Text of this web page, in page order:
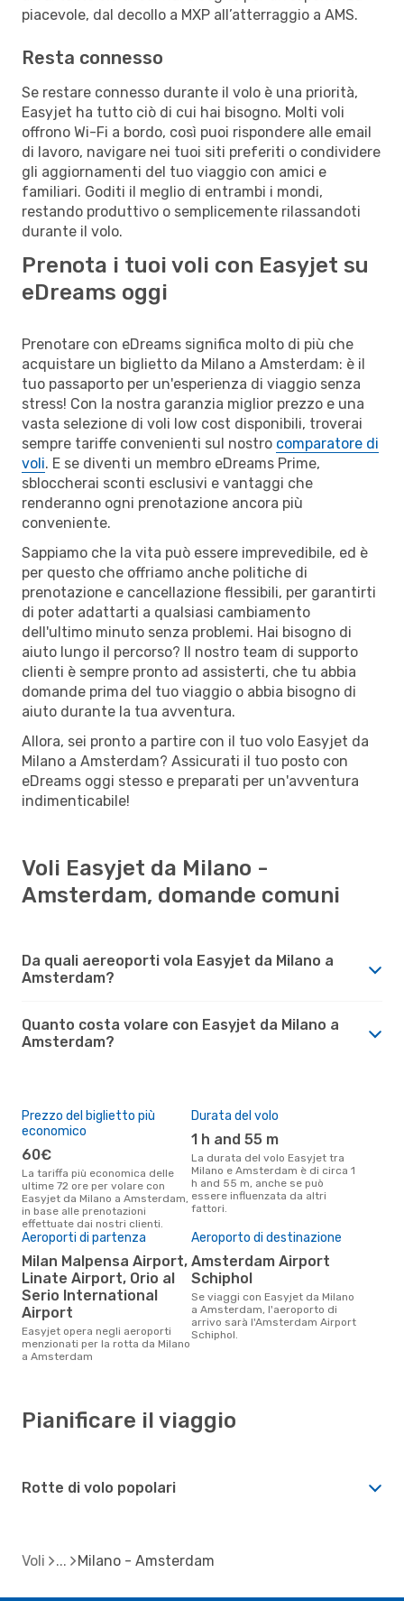
piacevole, dal decollo a MXP all’atterraggio a AMS.
Resta connesso
Se restare connesso durante il volo è una priorità,
Easyjet ha tutto ciò di cui hai bisogno. Molti voli
offrono Wi-Fi a bordo, così puoi rispondere alle email
di lavoro, navigare nei tuoi siti preferiti o condividere
gli aggiornamenti del tuo viaggio con amici e
familiari. Goditi il meglio di entrambi i mondi,
restando produttivo o semplicemente rilassandoti
durante il volo.
Prenota i tuoi voli con Easyjet su
eDreams oggi
Prenotare con eDreams significa molto di più che
acquistare un biglietto da Milano a Amsterdam: è il
tuo passaporto per un'esperienza di viaggio senza
stress! Con la nostra garanzia miglior prezzo e una
vasta selezione di voli low cost disponibili, troverai
sempre tariffe convenienti sul nostro comparatore di
voli. E se diventi un membro eDreams Prime,
sbloccherai sconti esclusivi e vantaggi che
renderanno ogni prenotazione ancora più
conveniente.
Sappiamo che la vita può essere imprevedibile, ed è
per questo che offriamo anche politiche di
prenotazione e cancellazione flessibili, per garantirti
di poter adattarti a qualsiasi cambiamento
dell'ultimo minuto senza problemi. Hai bisogno di
aiuto lungo il percorso? Il nostro team di supporto
clienti è sempre pronto ad assisterti, che tu abbia
domande prima del tuo viaggio o abbia bisogno di
aiuto durante la tua avventura.
Allora, sei pronto a partire con il tuo volo Easyjet da
Milano a Amsterdam? Assicurati il tuo posto con
eDreams oggi stesso e preparati per un'avventura
indimenticabile!
Voli Easyjet da Milano -
Amsterdam, domande comuni
Da quali aereoporti vola Easyjet da Milano a
Amsterdam?
Quanto costa volare con Easyjet da Milano a
Amsterdam?
Prezzo del biglietto più
economico
60€
La tariffa più economica delle
ultime 72 ore per volare con
Easyjet da Milano a Amsterdam,
in base alle prenotazioni
effettuate dai nostri clienti.
Durata del volo
1 h and 55 m
La durata del volo Easyjet tra
Milano e Amsterdam è di circa 1
h and 55 m, anche se può
essere influenzata da altri
fattori.
Aeroporti di partenza
Milan Malpensa Airport,
Linate Airport, Orio al
Serio International
Airport
Easyjet opera negli aeroporti
menzionati per la rotta da Milano
a Amsterdam
Aeroporto di destinazione
Amsterdam Airport
Schiphol
Se viaggi con Easyjet da Milano
a Amsterdam, l'aeroporto di
arrivo sarà l'Amsterdam Airport
Schiphol.
Pianificare il viaggio
Rotte di volo popolari
Voli Milano - Amsterdam